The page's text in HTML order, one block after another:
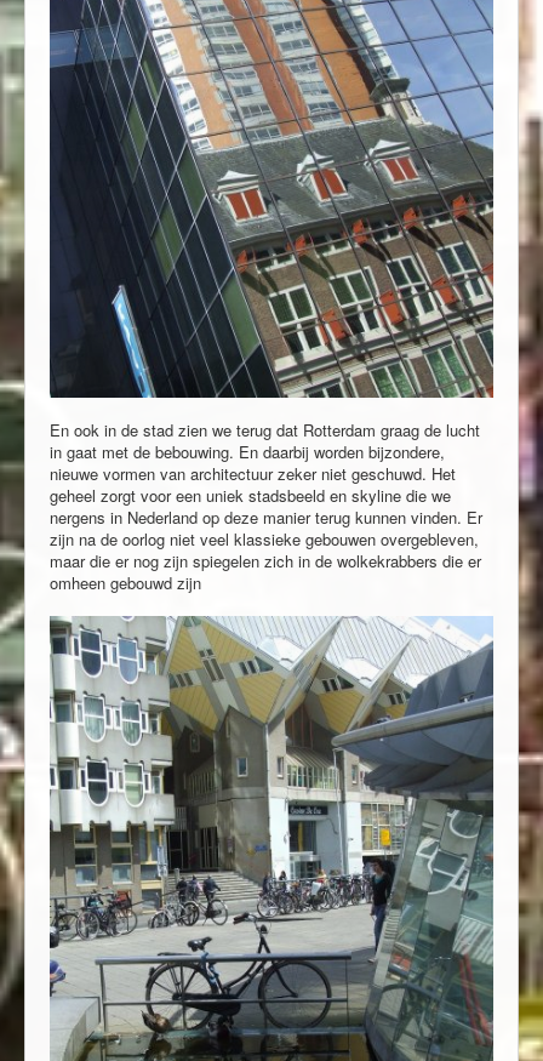
En ook in de stad zien we terug dat Rotterdam graag de lucht
in gaat met de bebouwing. En daarbij worden bijzondere,
nieuwe vormen van architectuur zeker niet geschuwd. Het
geheel zorgt voor een uniek stadsbeeld en skyline die we
nergens in Nederland op deze manier terug kunnen vinden. Er
zijn na de oorlog niet veel klassieke gebouwen overgebleven,
maar die er nog zijn spiegelen zich in de wolkekrabbers die er
omheen gebouwd zijn